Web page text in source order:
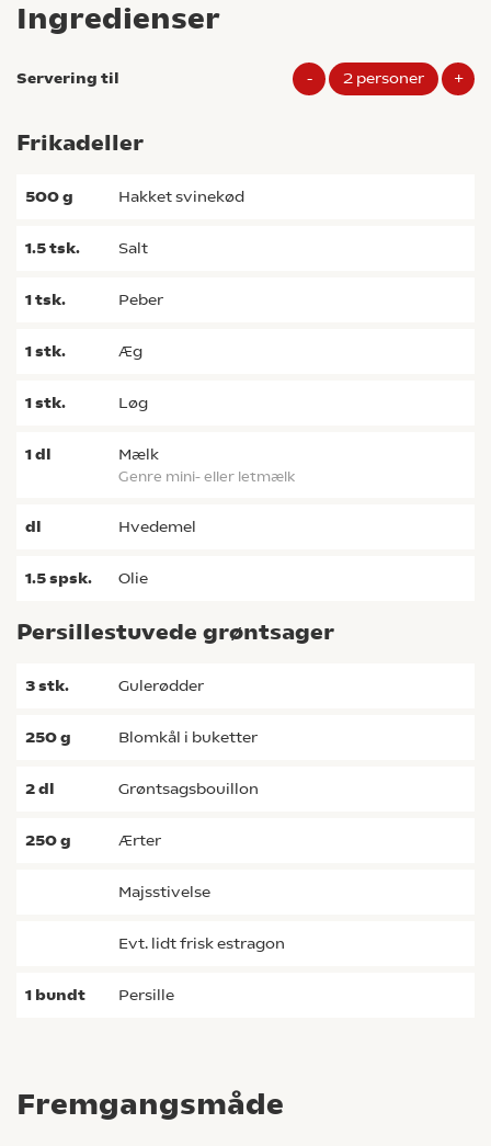
Fremgangsmåde
Ingredienser
Servering til - 2 personer +
Frikadeller
500g hakket svinekød
1.5tsk. salt
1tsk. peber
1stk. æg
1stk. løg
1dl mælk
genre mini- eller letmælk
dl hvedemel
1.5spsk. olie
Persillestuvede grøntsager
3stk. gulerødder
250g blomkål i buketter
2dl grøntsagsbouillon
250g ærter
majsstivelse
evt. lidt frisk estragon
1 bundt persille